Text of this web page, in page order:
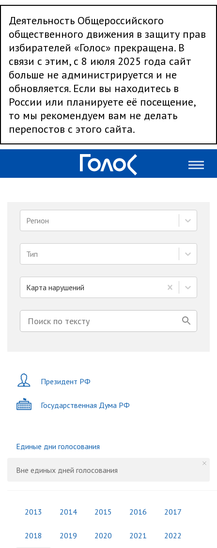
Деятельность Общероссийского
общественного движения в защиту прав
избирателей «Голос» прекращена. В
связи с этим, с 8 июля 2025 года сайт
больше не администрируется и не
обновляется. Если вы находитесь в
России или планируете её посещение,
то мы рекомендуем вам не делать
перепостов с этого сайта.
Регион
Тип
Карта нарушений
Президент РФ
Государственная Дума РФ
Единые дни голосования
Вне единых дней голосования
2013 2014 2015 2016 2017
2018 2019 2020 2021 2022